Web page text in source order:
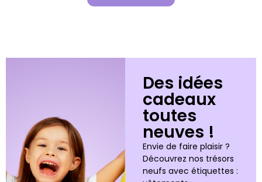
Des idées
cadeaux
toutes
neuves !
Envie de faire plaisir ?
Découvrez nos trésors
neufs avec étiquettes :